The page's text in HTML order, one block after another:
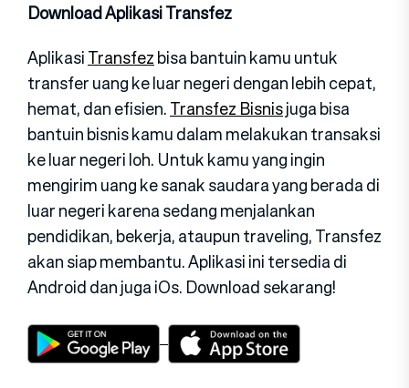
Download Aplikasi Transfez
AplikasiTransfezbisa bantuin kamu untuk
transfer uang ke luar negeri dengan lebih cepat,
hemat, dan efisien.Transfez Bisnisjuga bisa
bantuin bisnis kamu dalam melakukan transaksi
ke luar negeri loh. Untuk kamu yang ingin
mengirim uang ke sanak saudara yang berada di
luar negeri karena sedang menjalankan
pendidikan, bekerja, ataupun traveling, Transfez
akan siap membantu. Aplikasi ini tersedia di
Android dan juga iOs. Download sekarang!